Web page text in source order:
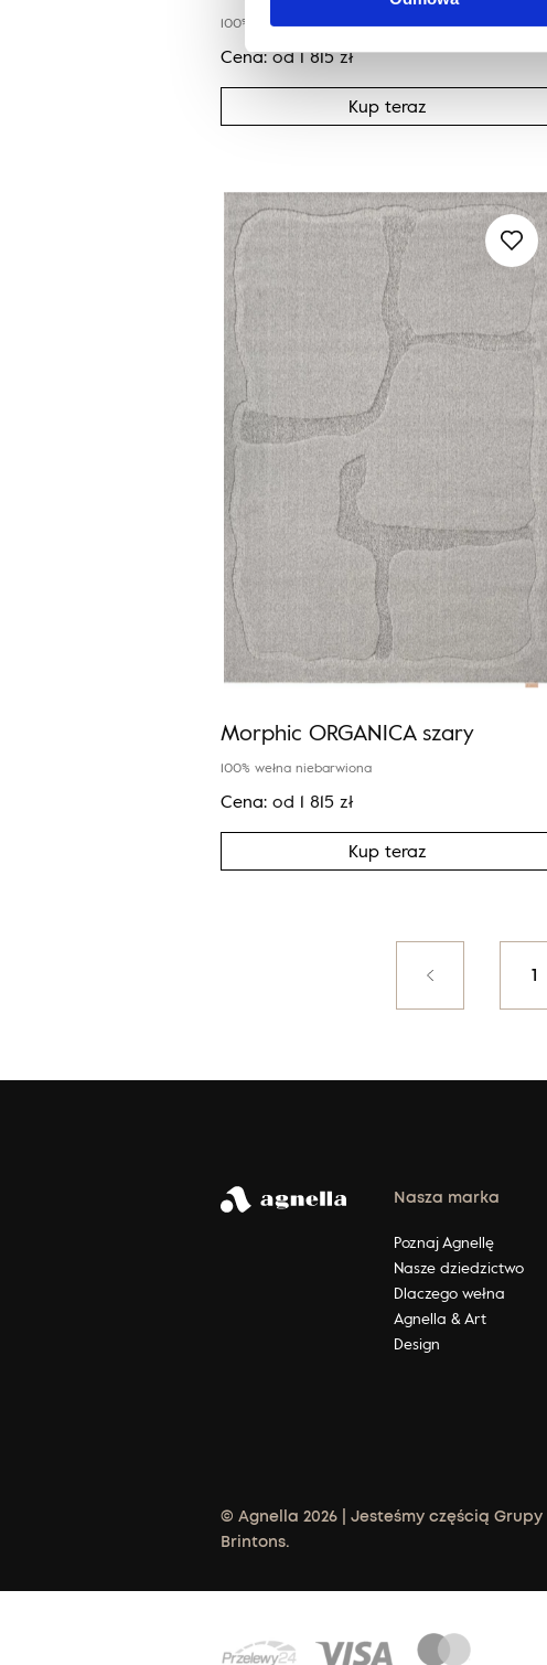
100% wełna niebarwiona
Cena: od1 815zł
Kup teraz
Morphic ORGANICA szary
100% wełna niebarwiona
Cena: od 1 815 zł
Kup teraz
Posts
pagination
Poprzedni 1
Nasza marka
Poznaj Agnellę
Nasze dziedzictwo
Dlaczego wełna
Agnella & Art
Design
© Agnella 2026 | Jesteśmy częścią Grupy
Brintons.